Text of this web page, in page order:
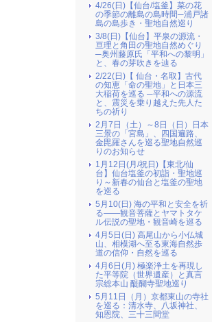
4/26(日)【仙台/塩釜】菜の花
の季節の離島の島時間─浦戸諸
島の島歩き・聖地自然巡り
3/8(日)【仙台】平泉の源流・
亘理と角田の聖地自然めぐり
─奥州藤原氏「平和への黎明」
と、春の芽吹きを辿る
2/22(日)【 仙台・名取】古代
の知恵「命の聖地」と日本三
大稲荷を巡る ─平和への源流
と、震災を乗り越えた先人た
ちの祈り
2月7日（土）～8日（日）日本
三景の「宮島」、四国遍路、
金毘羅さんを巡る聖地自然巡
りのお知らせ
1月12日(月/祝日)【東北/仙
台】仙台塩釜の初詣・聖地巡
り～新春の仙台と塩釜の聖地
を巡る
5月10(日) 海の平和と安全を祈
る――観音菩薩とヤマトタケ
ル伝説の聖地・観音崎を巡る
4月5日(日) 高尾山から小仏城
山、相模湖へ至る東海自然歩
道の信仰・自然を巡る
4月6日(月) 極楽浄土を再現し
た平等院（世界遺産）と真言
宗総本山 醍醐寺聖地巡り
5月11日（月）京都東山の寺社
を巡る：清水寺、八坂神社、
知恩院、三十三間堂